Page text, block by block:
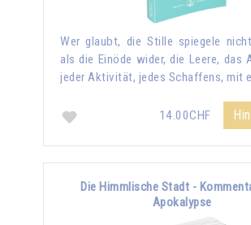
Wer glaubt, die Stille spiegele
als die Einöde wider, die Leere, das
jeder Aktivität, jedes Schaffens, mit
14.00CHF
Die Himmlische Stadt -
Apokalypse